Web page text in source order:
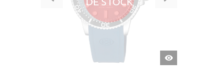
APERÇU
RAPIDE